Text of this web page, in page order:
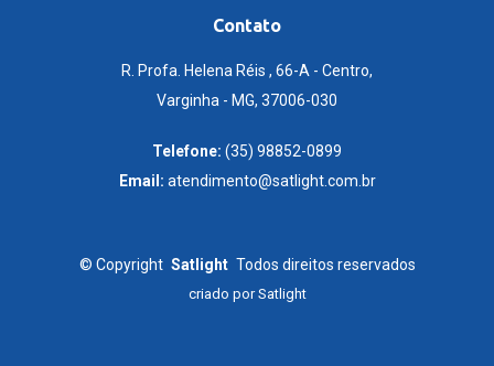
Contato
R. Profa. Helena Réis , 66-A - Centro,
Varginha - MG, 37006-030
Telefone: (35) 98852-0899
Email: atendimento@satlight.com.br
© Copyright Satlight Todos direitos reservados
criado porSatlight